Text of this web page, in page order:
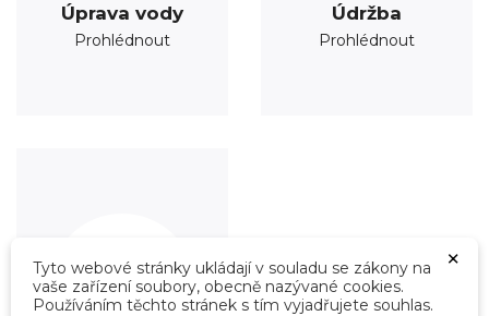
Úprava vody
Prohlédnout
Údržba
Prohlédnout
×
Tyto webové stránky ukládají v souladu se zákony na
vaše zařízení soubory, obecně nazývané cookies.
Používáním těchto stránek s tím vyjadřujete souhlas.